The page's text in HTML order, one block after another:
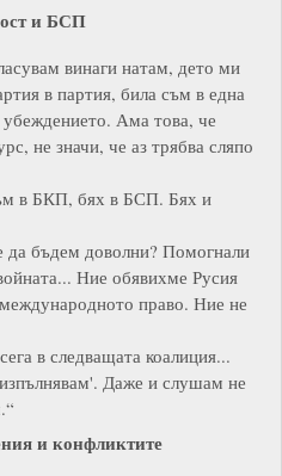
и БСП
винаги натам, дето ми
в партия, била съм в една
Ама това, че
не значи, че аз трябва сляпо
в БКП, бях в БСП. Бях и
да бъдем доволни? Помогнали
Ние обявихме Русия
право. Ние не
в следващата коалиция...
Даже и слушам не
и конфликтите